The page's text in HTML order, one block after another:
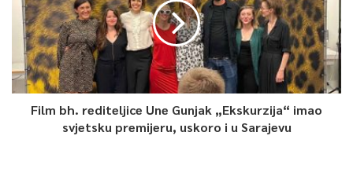
Film bh. rediteljice Une Gunjak „Ekskurzija“ imao
svjetsku premijeru, uskoro i u Sarajevu